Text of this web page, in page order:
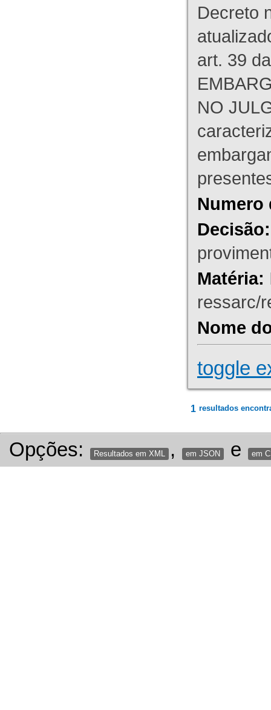
Decreto
art. 39
NO
Numero
Decisão:
Matéria:
ressarc/
Nome
toggle
1 resultados
Opções: Resultados em XML , em JSON e em